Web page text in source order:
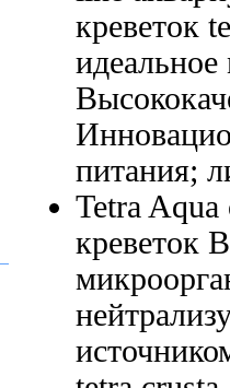
креветок
идеальное
питания;
Tetra Aqua
креветок